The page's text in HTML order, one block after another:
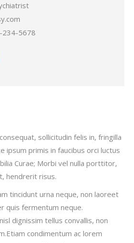
234-5678
sollicitudin felis in, fringilla
ipsum primis in faucibus orci luctus
Curae; Morbi vel nulla porttitor,
hendrerit risus.
tincidunt urna neque, non laoreet
quis fermentum neque.
dignissim tellus convallis, non
condimentum ac lorem